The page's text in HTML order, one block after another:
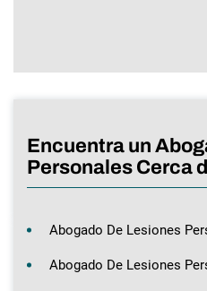
Encuentra un
Personales Cerca
Abogado De Lesiones
Abogado De Lesiones